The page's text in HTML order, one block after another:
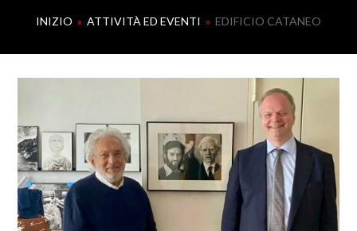
INIZIO » ATTIVITÀ ED EVENTI » EDIFICIO CATANEO